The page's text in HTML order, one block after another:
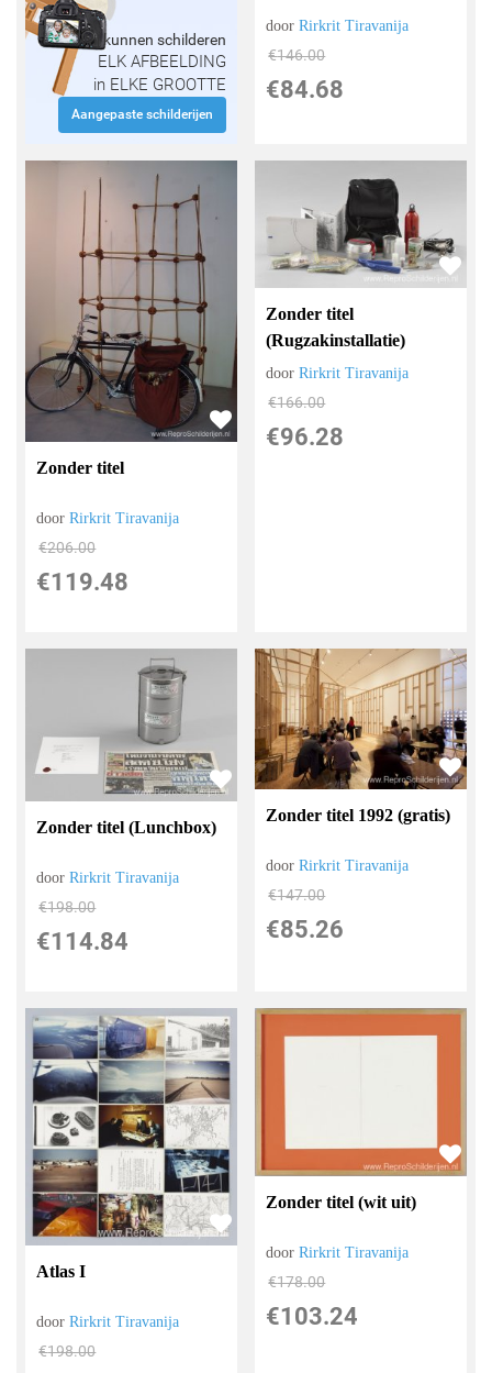
Wij kunnen schilderen
ELK AFBEELDING
in ELKE GROOTTE
Aangepaste schilderijen
doorRirkrit Tiravanija
€146.00
€84.68
Zonder titel
doorRirkrit Tiravanija
€206.00
€119.48
Zonder titel
(Rugzakinstallatie)
doorRirkrit Tiravanija
€166.00
€96.28
Zonder titel (Lunchbox)
doorRirkrit Tiravanija
€198.00
€114.84
Zonder titel 1992 (gratis)
doorRirkrit Tiravanija
€147.00
€85.26
Atlas I
doorRirkrit Tiravanija
€198.00
Zonder titel (wit uit)
doorRirkrit Tiravanija
€178.00
€103.24